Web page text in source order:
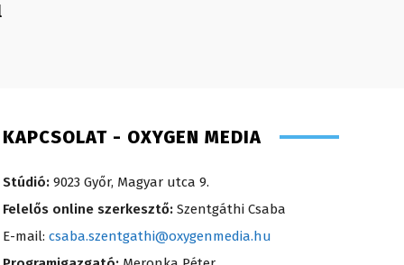
KAPCSOLAT - OXYGEN MEDIA
Stúdió: 9023 Győr, Magyar utca 9.
Felelős online szerkesztő: Szentgáthi Csaba
E-mail: csaba.szentgathi@oxygenmedia.hu